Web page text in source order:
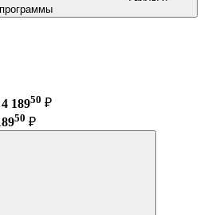
программы
4 18950 ₽
50 ₽